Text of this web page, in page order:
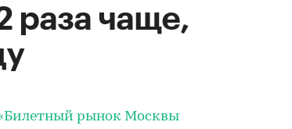
раза чаще,
рынок Москвы